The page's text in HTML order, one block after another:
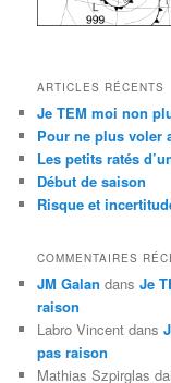
ARTICLES RÉCENTS
Je TEM moi non
Pour ne plus voler
Les petits ratés
Début de saison
Risque et
COMMENTAIRES
JM Galan dansJe
raison
Labro Vincent dans
pas raison
Mathias Szpirglas